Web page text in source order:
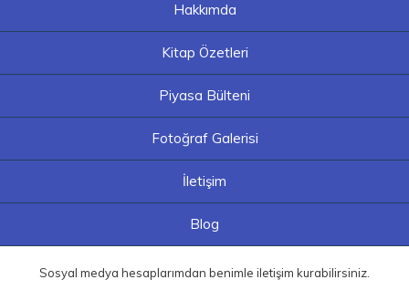
Hakkımda
Kitap Özetleri
Piyasa Bülteni
Fotoğraf Galerisi
İletişim
Blog
Sosyal medya hesaplarımdan benimle iletişim kurabilirsiniz.